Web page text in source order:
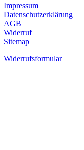
Impressum
Datenschutzerklärung
AGB
Widerruf
Sitemap
Widerrufsformular